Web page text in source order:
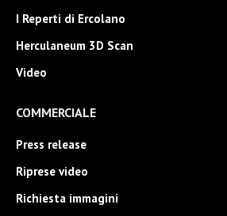
I Reperti di Ercolano
Herculaneum 3D Scan
Video
COMMERCIALE
Press release
Riprese video
Richiesta immagini